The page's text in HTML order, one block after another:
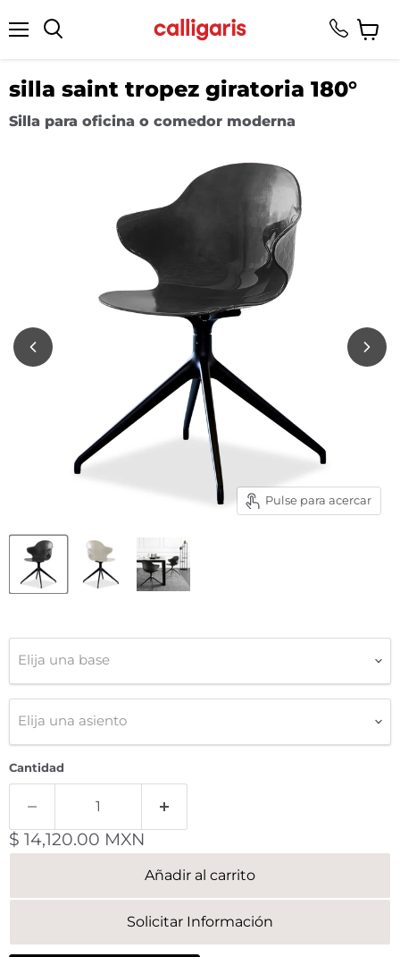
silla saint tropez giratoria 180°
Silla para oficina o comedor moderna
Pulse para acercar
Elija una base
Elija una asiento
Cantidad
Precio actual
$ 14,120.00 MXN
Añadir al carrito
Solicitar Información